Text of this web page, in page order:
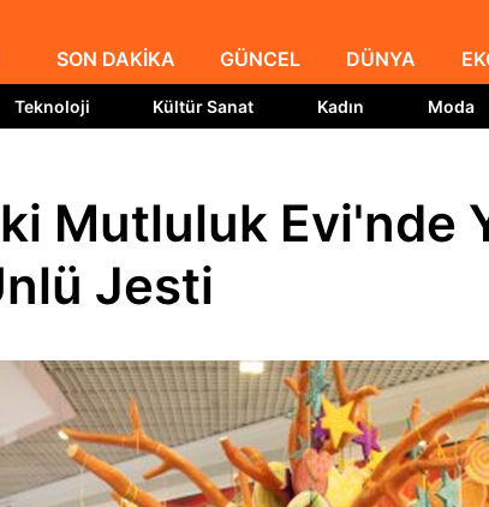
SON DAKİKA GÜNCEL DÜNYA
Teknoloji Kültür Sanat Kadın Moda
Mutluluk Evi'nde
Jesti